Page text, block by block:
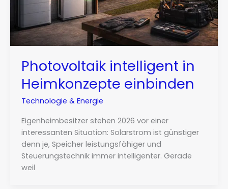
Photovoltaik intelligent in
Heimkonzepte einbinden
Technologie & Energie
Eigenheimbesitzer stehen 2026 vor einer
interessanten Situation: Solarstrom ist günstiger
denn je, Speicher leistungsfähiger und
Steuerungstechnik immer intelligenter. Gerade
weil